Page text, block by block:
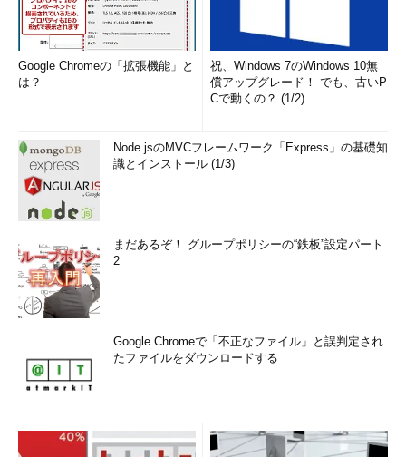
Google Chromeの「拡張機能」と
は？
祝、Windows 7のWindows 10無
償アップグレード！ でも、古いP
Cで動くの？ (1/2)
Node.jsのMVCフレームワーク「Express」の基礎知
識とインストール (1/3)
まだあるぞ！ グループポリシーの“鉄板”設定パート
2
Google Chromeで「不正なファイル」と誤判定され
たファイルをダウンロードする